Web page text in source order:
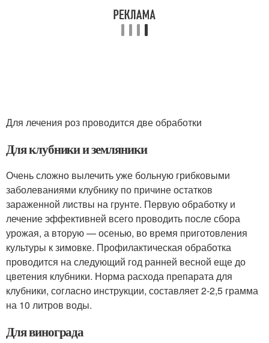
Для лечения роз проводится две обработки
Для клубники и земляники
Очень сложно вылечить уже больную грибковыми
заболеваниями клубнику по причине остатков
зараженной листвы на грунте. Первую обработку и
лечение эффективней всего проводить после сбора
урожая, а вторую — осенью, во время приготовления
культуры к зимовке. Профилактическая обработка
проводится на следующий год ранней весной еще до
цветения клубники. Норма расхода препарата для
клубники, согласно инструкции, составляет 2-2,5 грамма
на 10 литров воды.
Для винограда